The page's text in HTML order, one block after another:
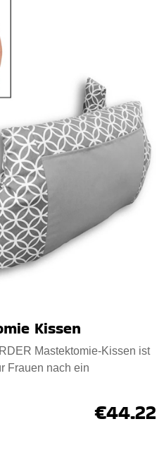
Kissen
Mastektomie-Kissen ist
Frauen nach ein
€44.22